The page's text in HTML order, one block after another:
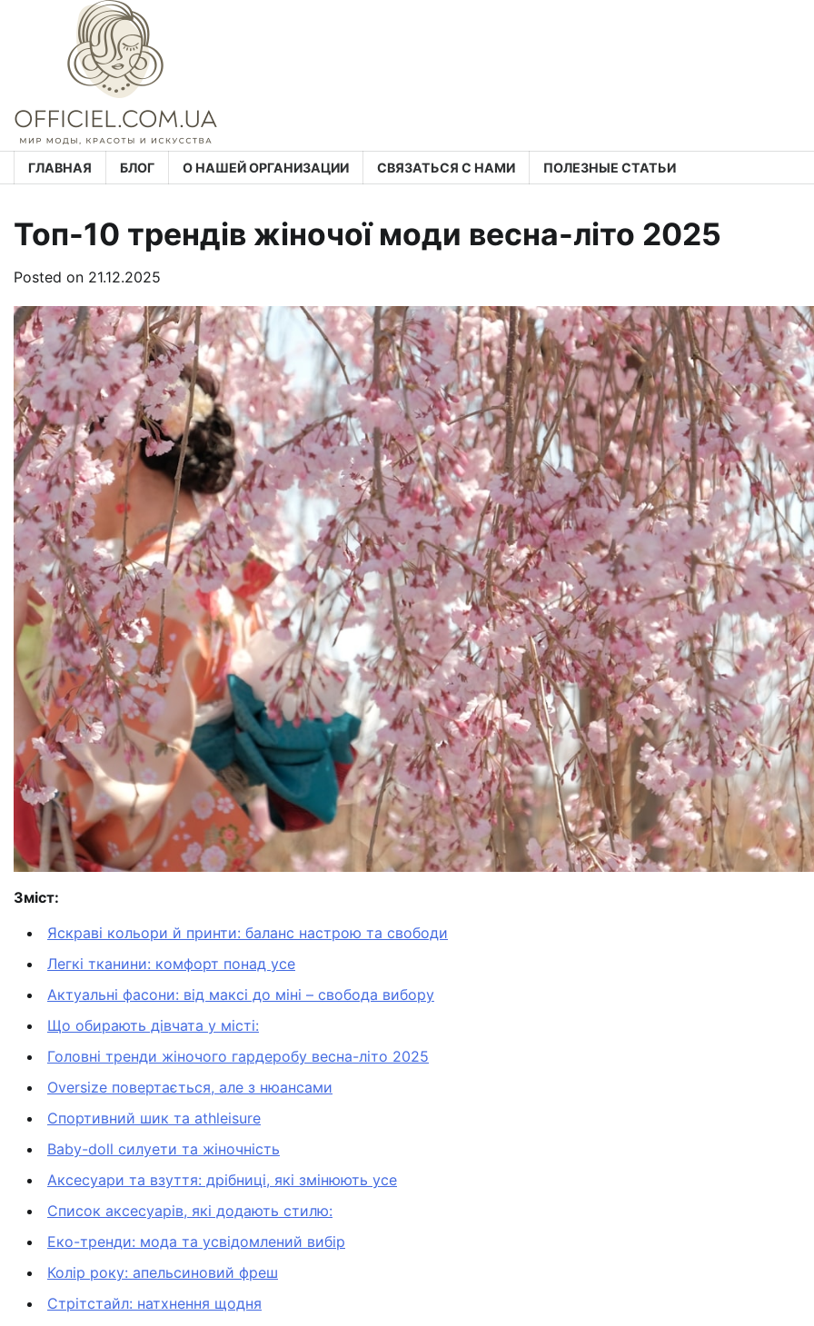
ГЛАВНАЯ БЛОГ О НАШЕЙ ОРГАНИЗАЦИИ СВЯЗАТЬСЯ С НАМИ ПОЛЕЗНЫЕ СТАТЬИ
Топ-10 трендів жіночої моди весна-літо 2025
Posted on 21.12.2025
Зміст:
Яскраві кольори й принти: баланс настрою та свободи
Легкі тканини: комфорт понад усе
Актуальні фасони: від максі до міні – свобода вибору
Що обирають дівчата у місті:
Головні тренди жіночого гардеробу весна-літо 2025
Oversize повертається, але з нюансами
Спортивний шик та athleisure
Baby-doll силуети та жіночність
Аксесуари та взуття: дрібниці, які змінюють усе
Список аксесуарів, які додають стилю:
Еко-тренди: мода та усвідомлений вибір
Колір року: апельсиновий фреш
Стрітстайл: натхнення щодня